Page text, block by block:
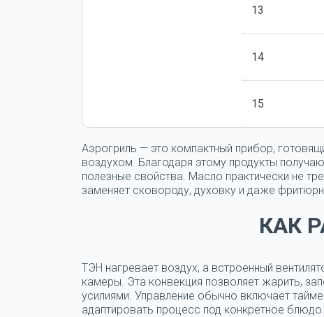
13
14
15
Аэрогриль — это компактный прибор,
воздухом. Благодаря этому продукты
полезные свойства. Масло практически не
заменяет сковороду, духовку и даже
КАК
ТЭН нагревает воздух, а встроенный
камеры. Эта конвекция позволяет жарить,
усилиями. Управление обычно включает
адаптировать процесс под конкретное блюдо.